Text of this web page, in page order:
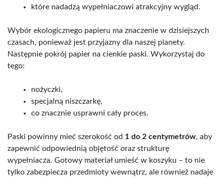
które nadadzą wypełniaczowi atrakcyjny wygląd.
Wybór ekologicznego papieru ma znaczenie w dzisiejszych
czasach, ponieważ jest przyjazny dla naszej planety.
Następnie pokrój papier na cienkie paski. Wykorzystaj do
tego:
nożyczki,
specjalną niszczarkę,
co znacznie usprawni cały proces.
Paski powinny mieć szerokość od 1 do 2 centymetrów, aby
zapewnić odpowiednią objętość oraz strukturę
wypełniacza. Gotowy materiał umieść w koszyku – to nie
tylko zabezpiecza przedmioty wewnątrz, ale również nadaje